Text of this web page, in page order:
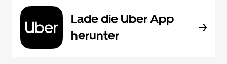
Lade die Uber App
herunter